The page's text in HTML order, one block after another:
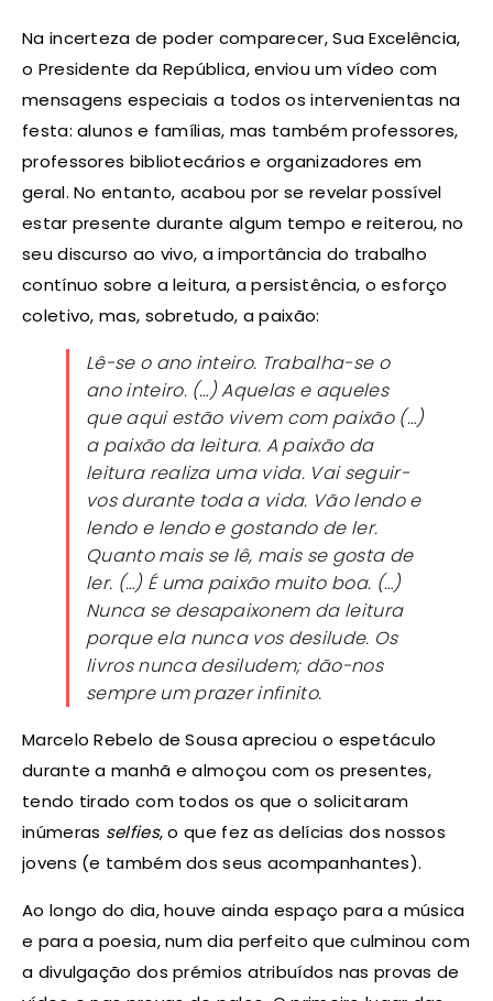
Na incerteza de poder comparecer, Sua Excelência,
o Presidente da República, enviou um vídeo com
mensagens especiais a todos os intervenientas na
festa: alunos e famílias, mas também professores,
professores bibliotecários e organizadores em
geral. No entanto, acabou por se revelar possível
estar presente durante algum tempo e reiterou, no
seu discurso ao vivo, a importância do trabalho
contínuo sobre a leitura, a persistência, o esforço
coletivo, mas, sobretudo, a paixão:
Lê-se o ano inteiro. Trabalha-se o
ano inteiro. (…) Aquelas e aqueles
que aqui estão vivem com paixão (…)
a paixão da leitura. A paixão da
leitura realiza uma vida. Vai seguir-
vos durante toda a vida. Vão lendo e
lendo e lendo e gostando de ler.
Quanto mais se lê, mais se gosta de
ler. (…) É uma paixão muito boa. (…)
Nunca se desapaixonem da leitura
porque ela nunca vos desilude. Os
livros nunca desiludem; dão-nos
sempre um prazer infinito.
Marcelo Rebelo de Sousa apreciou o espetáculo
durante a manhã e almoçou com os presentes,
tendo tirado com todos os que o solicitaram
inúmeras selfies, o que fez as delícias dos nossos
jovens (e também dos seus acompanhantes).
Ao longo do dia, houve ainda espaço para a música
e para a poesia, num dia perfeito que culminou com
a divulgação dos prémios atribuídos nas provas de